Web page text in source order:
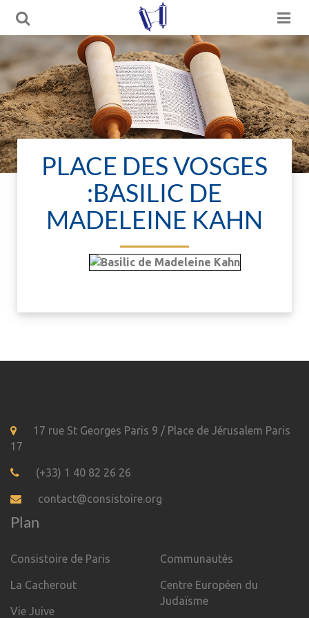
PLACE DES VOSGES
:BASILIC DE
MADELEINE KAHN
17 rue St Georges Paris 9 / Place de Jérusalem Paris
17
(+33) 1 40 82 26 26
contact@consistoire.org
Plan
Consistoire de Paris
La Cacherout
Vie Juive
Communautés
Centre Européen du
Judaïsme